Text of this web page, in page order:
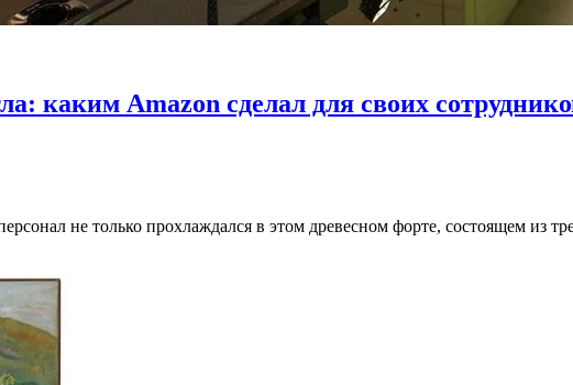
каким Amazon сделал для своих
не только прохлаждался в этом древесном форте, состоящем из